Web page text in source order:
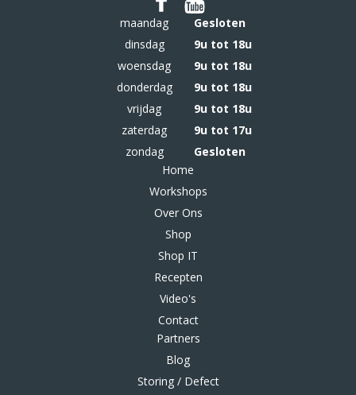
maandag
Gesloten
dinsdag
9u tot 18u
woensdag
9u tot 18u
donderdag
9u tot 18u
vrijdag
9u tot 18u
zaterdag
9u tot 17u
zondag
Gesloten
Home
Workshops
Over Ons
Shop
Shop IT
Recepten
Video's
Contact
Partners
Blog
Storing / Defect